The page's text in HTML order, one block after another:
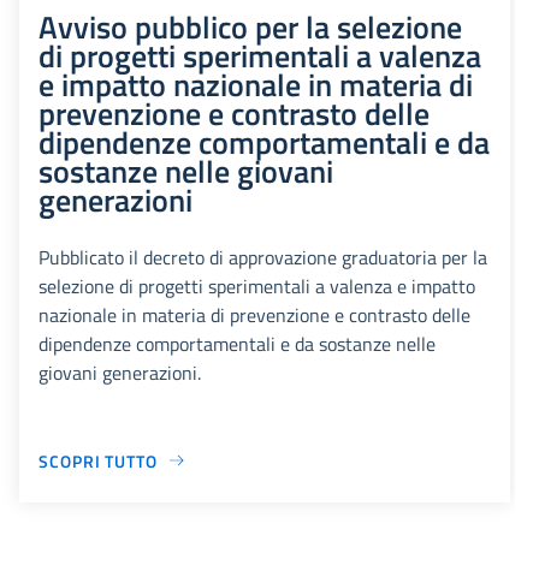
Avviso pubblico per la selezione
di progetti sperimentali a valenza
e impatto nazionale in materia di
prevenzione e contrasto delle
dipendenze comportamentali e da
sostanze nelle giovani
generazioni
Pubblicato il decreto di approvazione graduatoria per la
selezione di progetti sperimentali a valenza e impatto
nazionale in materia di prevenzione e contrasto delle
dipendenze comportamentali e da sostanze nelle
giovani generazioni.
SCOPRI TUTTO